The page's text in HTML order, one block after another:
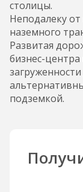
столицы.
Неподалеку
наземного
Развитая
бизнес-
подземкой.